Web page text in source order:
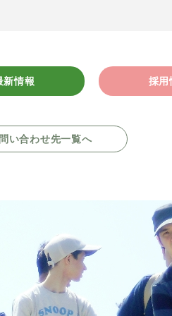
新情報 採用
い合わせ先一覧へ